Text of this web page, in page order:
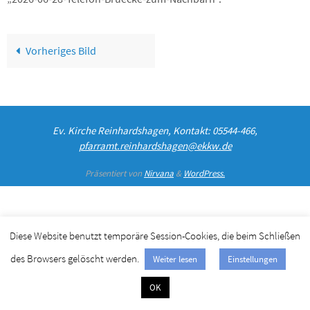
Vorheriges Bild
Ev. Kirche Reinhardshagen, Kontakt: 05544-466,
pfarramt.reinhardshagen@ekkw.de
Präsentiert vonNirvana & WordPress.
Diese Website benutzt temporäre Session-Cookies, die beim Schließen
des Browsers gelöscht werden.
Weiter lesen Einstellungen
OK